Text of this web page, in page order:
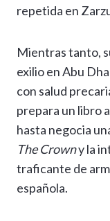
repetida en
Mientras tanto,
exilio en Abu
con salud
prepara un libro
hasta negocia
The Crowny la
traficante de
española.